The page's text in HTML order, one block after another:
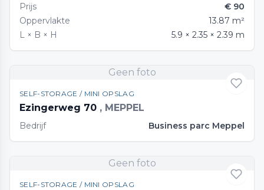
Prijs
€ 90
Oppervlakte
13.87 m²
L × B × H
5.9 × 2.35 × 2.39 m
Geen foto
SELF-STORAGE / MINI OPSLAG
Ezingerweg 70 , MEPPEL
Bedrijf Business parc Meppel
Geen foto
SELF-STORAGE / MINI OPSLAG